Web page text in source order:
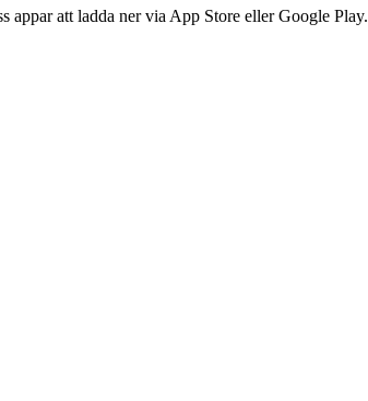
appar att ladda ner via App Store eller Google Play.